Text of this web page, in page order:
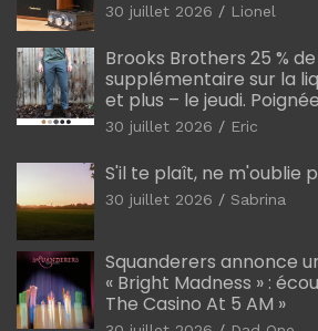
30 juillet 2026 Lionel
Brooks Brothers 25 %
supplémentaire sur la
et plus – le jeudi.
30 juillet 2026 Eric
S'il te plaît, ne m'oublie
30 juillet 2026 Sabrina
Squanderers annonce
« Bright Madness » :
The Casino At 5 AM »